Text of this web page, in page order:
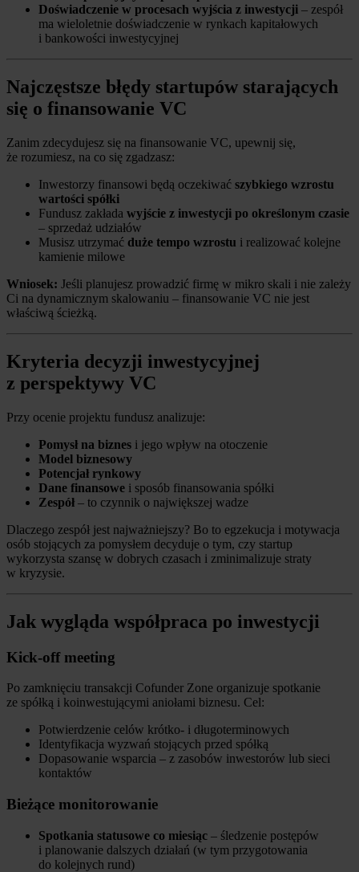
Doświadczenie w procesach wyjścia z inwestycji – zespół
ma wieloletnie doświadczenie w rynkach kapitałowych
i bankowości inwestycyjnej
Najczęstsze błędy startupów starających
się o finansowanie VC
Zanim zdecydujesz się na finansowanie VC, upewnij się,
że rozumiesz, na co się zgadzasz:
Inwestorzy finansowi będą oczekiwać szybkiego wzrostu
wartości spółki
Fundusz zakłada wyjście z inwestycji po określonym czasie
– sprzedaż udziałów
Musisz utrzymać duże tempo wzrostu i realizować kolejne
kamienie milowe
Wniosek: Jeśli planujesz prowadzić firmę w mikro skali i nie zależy
Ci na dynamicznym skalowaniu – finansowanie VC nie jest
właściwą ścieżką.
Kryteria decyzji inwestycyjnej
z perspektywy VC
Przy ocenie projektu fundusz analizuje:
Pomysł na biznes i jego wpływ na otoczenie
Model biznesowy
Potencjał rynkowy
Dane finansowe i sposób finansowania spółki
Zespół – to czynnik o największej wadze
Dlaczego zespół jest najważniejszy? Bo to egzekucja i motywacja
osób stojących za pomysłem decyduje o tym, czy startup
wykorzysta szansę w dobrych czasach i zminimalizuje straty
w kryzysie.
Jak wygląda współpraca po inwestycji
Kick-off meeting
Po zamknięciu transakcji Cofunder Zone organizuje spotkanie
ze spółką i koinwestującymi aniołami biznesu. Cel:
Potwierdzenie celów krótko- i długoterminowych
Identyfikacja wyzwań stojących przed spółką
Dopasowanie wsparcia – z zasobów inwestorów lub sieci
kontaktów
Bieżące monitorowanie
Spotkania statusowe co miesiąc – śledzenie postępów
i planowanie dalszych działań (w tym przygotowania
do kolejnych rund)